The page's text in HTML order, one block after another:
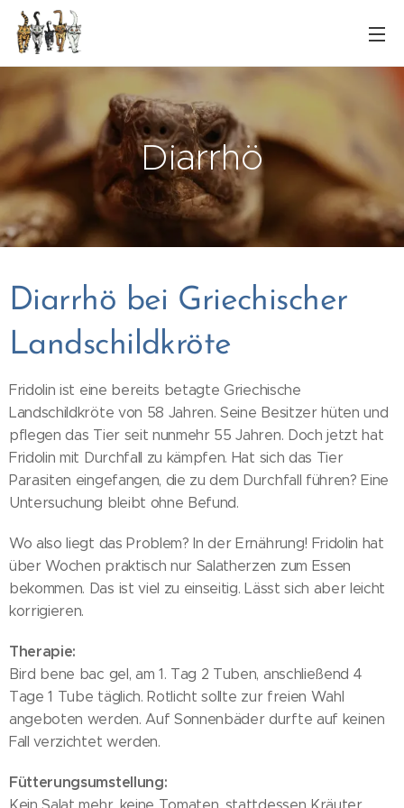
Diarrhö
Diarrhö bei Griechischer
Landschildkröte
Fridolin ist eine bereits betagte Griechische
Landschildkröte von 58 Jahren. Seine Besitzer hüten und
pflegen das Tier seit nunmehr 55 Jahren. Doch jetzt hat
Fridolin mit Durchfall zu kämpfen. Hat sich das Tier
Parasiten eingefangen, die zu dem Durchfall führen? Eine
Untersuchung bleibt ohne Befund.
Wo also liegt das Problem? In der Ernährung! Fridolin hat
über Wochen praktisch nur Salatherzen zum Essen
bekommen. Das ist viel zu einseitig. Lässt sich aber leicht
korrigieren.
Therapie:
Bird bene bac gel, am 1. Tag 2 Tuben, anschließend 4
Tage 1 Tube täglich. Rotlicht sollte zur freien Wahl
angeboten werden. Auf Sonnenbäder durfte auf keinen
Fall verzichtet werden.
Fütterungsumstellung: